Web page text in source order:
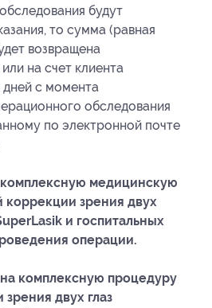
будут
то сумма (равная
возвращена
на счет клиента
дней с момента
обследования
по электронной почте
медицинскую
коррекции зрения двух
и госпитальных
операции.
комплексную процедуру
двух глаз